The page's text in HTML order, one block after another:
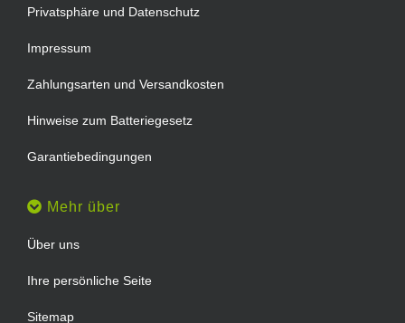
Privatsphäre und Datenschutz
Impressum
Zahlungsarten und Versandkosten
Hinweise zum Batteriegesetz
Garantiebedingungen
Mehr über
Über uns
Ihre persönliche Seite
Sitemap